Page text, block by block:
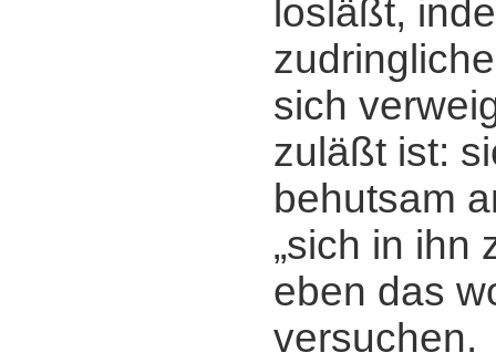
losläßt,
sich
zuläßt ist:
behutsam
„sich in ihn
eben das
versuchen.